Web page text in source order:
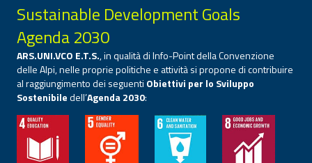
Sustainable Development Goals
Agenda 2030
ARS.UNI.VCO E.T.S., in qualità di Info-Point della Convenzione
delle Alpi, nelle proprie politiche e attività si propone di contribuire
al raggiungimento dei seguenti Obiettivi per lo Sviluppo
Sostenibiledell’Agenda 2030: